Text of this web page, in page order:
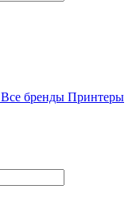
Все бренды Принтеры